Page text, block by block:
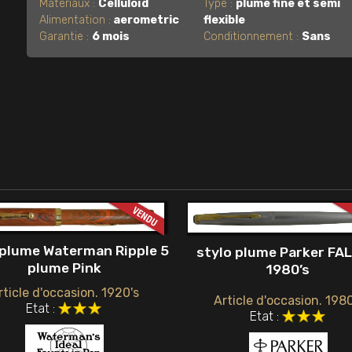
Matériaux : Celluloïd
Alimentation : aerometric
Garantie : 6 mois
Type : plume fine et semi
flexible
Conditionnement : Sans
Waterman Ripple 5
plume Pink
d'occasion. 1920's
Etat :
stylo plume Parker
1980’s
Article d'occasion.
Etat :